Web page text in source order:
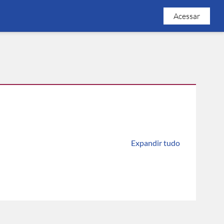
Acessar
Expandir tudo